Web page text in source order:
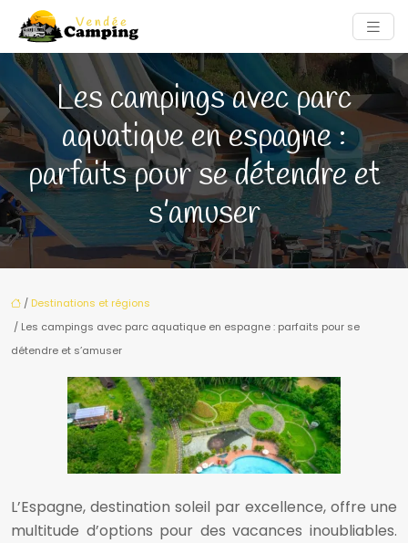
Les campings avec parc
aquatique en espagne :
parfaits pour se détendre et
s’amuser
/ Destinations et régions
/ Les campings avec parc aquatique en espagne : parfaits pour se
détendre et s’amuser
L’Espagne, destination soleil par excellence, offre une
multitude d’options pour des vacances inoubliables.